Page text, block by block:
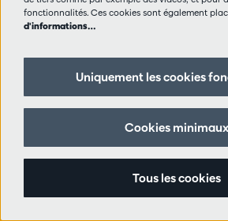
Vie privée
Partenaires
Suivez nous
fonctionnalités. Ces cookies sont également
d'informations…
Uniquement les cookies
Cookies minimaux
Tous les cookies